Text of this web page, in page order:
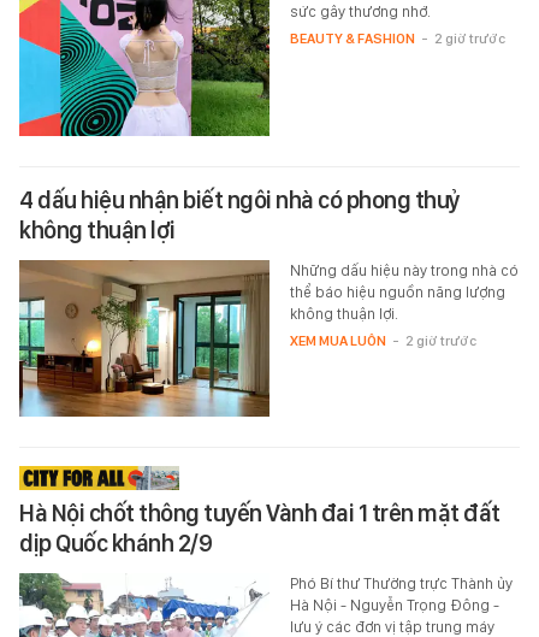
sức gây thương nhớ.
BEAUTY & FASHION - 2 giờ trước
4 dấu hiệu nhận biết ngôi nhà có phong thuỷ
không thuận lợi
Những dấu hiệu này trong nhà có
thể báo hiệu nguồn năng lượng
không thuận lợi.
XEM MUA LUÔN - 2 giờ trước
Hà Nội chốt thông tuyến Vành đai 1 trên mặt đất
dịp Quốc khánh 2/9
Phó Bí thư Thường trực Thành ủy
Hà Nội - Nguyễn Trọng Đông -
lưu ý các đơn vị tập trung máy